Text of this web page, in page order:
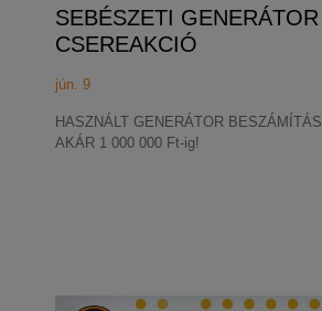
SEBÉSZETI GENERÁTOR
CSEREAKCIÓ
jún. 9
HASZNÁLT GENERÁTOR BESZÁMÍTÁS
AKÁR 1 000 000 Ft-ig!